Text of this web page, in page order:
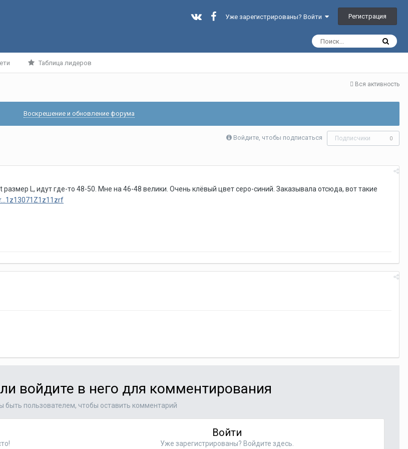
Уже зарегистрированы? Войти Регистрация
Таблица лидеров
Вся активность
Воскрешение и обновление форума
Войдите, чтобы подписаться Подписчики 0
L, идут где-то 48-50. Мне на 46-48 велики. Очень клёвый цвет серо-синий. Заказывала отсюда, вот такие
войдите в него для комментирования
быть пользователем, чтобы оставить комментарий
Войти
Уже зарегистрированы? Войдите здесь.